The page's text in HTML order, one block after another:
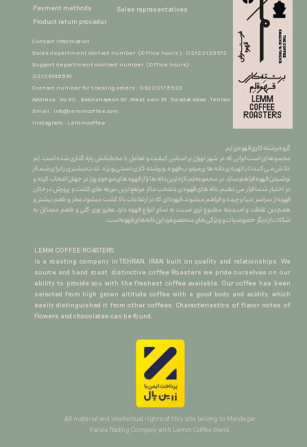
گروه برشته کاری قهوه ی لِم
​​​​​​​مجموعه ای است ایرانی که در شهر تهران بر اساس کیفیت و تعامل با مخطبانش پایه گذاری شده است. لِم
تلاش می کند تا با تهیه ی دانه های مرغوب قهوه و برشته کاری دستی ِ ویژه ، لذت بیشتری را برای شما از
نوشیدن قهوه فراهم سازد.در مجموعه لِم تازه ترین دانه ها را از قهوه های موجودِ روز در جهان انتخاب کرده و
در اختیار شما قرار می دهیم.دانه های قهوه ی منتخب ما از مرتفع ترین مزرعه های کشت و پرورش درختان
قهوه از سراسر دنیا برچیده و فراهم میشوند.قهوه ای که در ارتفاعات بالا کشت میشود عطر و طعم بیشتر و
همچنین غلظت و اسیدیته مطبوع تری نسبت به سایر انواع قهوه دارد.عطرو بوی گلی و طعم متمایل به
شکلات از دیگر خصوصیات و ویژگی های منحصربفرد این دانه های قهوه است.
LEMM COFFEE ROASTERS
is a roasting company in TEHRAN, IRAN built on quality and relationships. We
source and hand roast distinctive coffee Roasters we pride ourselves on our
ability to provide you with the freshest coffee available. Our coffee has been
selected from high grown altitude coffee with a good body and acidity, which
easily distinguished it from other coffees. Characteriastics of flavor notes of
flowers and chocolates can be found.
All material and intellectual rights of this site belong to Mandegar
Farsia Trading Company with Lemm Coffee brand.​​​​​​​
Peyment methods
Product return procedur​​​​​​​
Sales representatives​​​​​​​
Contact information
Sales department contact number (Office hours ) : 02122135672
Support department contract number (Office hours) :
02126745591
Contact number for tracking orders : 09220178523
Address : No.90 , Bakhshayesh St ,West sarv St ,Sa'adat Abad ,Tehran
Email : info@lemmcoffee.com
Instagram : Lemmcoffee